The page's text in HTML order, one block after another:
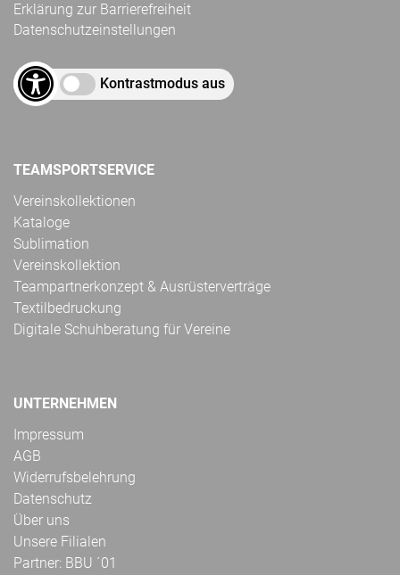
Erklärung zur Barrierefreiheit
Datenschutzeinstellungen
Kontrastmodus aus
TEAMSPORTSERVICE
Vereinskollektionen
Kataloge
Sublimation
Vereinskollektion
Teampartnerkonzept & Ausrüsterverträge
Textilbedruckung
Digitale Schuhberatung für Vereine
UNTERNEHMEN
Impressum
AGB
Widerrufsbelehrung
Datenschutz
Über uns
Unsere Filialen
Partner: BBU ´01